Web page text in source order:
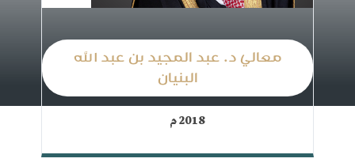
معالي د. عبد المجيد بن عبد الله
البنيان
2018 م